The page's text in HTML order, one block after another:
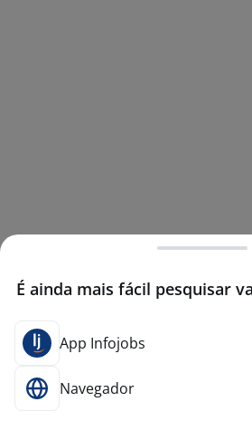
É ainda mais fácil pesquisar
App Infojobs
Navegador